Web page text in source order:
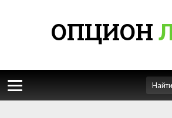
ОПЦИОН